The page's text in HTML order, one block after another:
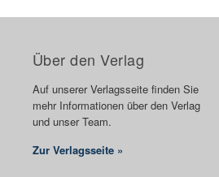
Über den Verlag
Auf unserer Verlagsseite finden Sie
mehr Informationen über den Verlag
und unser Team.
Zur Verlagsseite »